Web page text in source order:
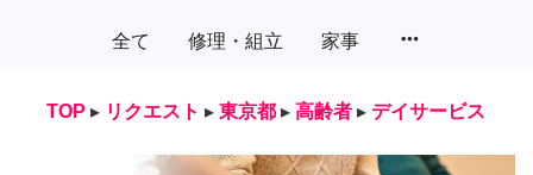
全て 修理・組立 家事 more_horiz
TOP ▸ リクエスト ▸ 東京都 ▸ 高齢者 ▸ デイサービス